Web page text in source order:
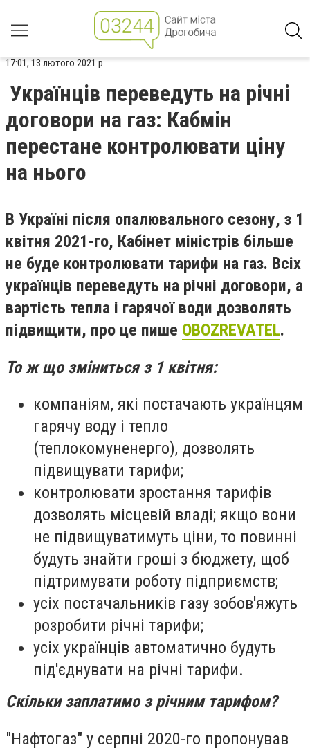
17:01, 13 лютого 2021 р.
Українців переведуть на річні
договори на газ: Кабмін
перестане контролювати ціну
на нього
В Україні після опалювального сезону, з 1
квітня 2021-го, Кабінет міністрів більше
не буде контролювати тарифи на газ. Всіх
українців переведуть на річні договори, а
вартість тепла і гарячої води дозволять
підвищити, про це пише OBOZREVATEL.
То ж що зміниться з 1 квітня:
компаніям, які постачають українцям
гарячу воду і тепло
(теплокомуненерго), дозволять
підвищувати тарифи;
контролювати зростання тарифів
дозволять місцевій владі; якщо вони
не підвищуватимуть ціни, то повинні
будуть знайти гроші з бюджету, щоб
підтримувати роботу підприємств;
усіх постачальників газу зобов'яжуть
розробити річні тарифи;
усіх українців автоматично будуть
під'єднувати на річні тарифи.
Скільки заплатимо з річним тарифом?
"Нафтогаз" у серпні 2020-го пропонував